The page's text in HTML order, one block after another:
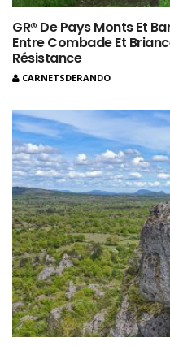
GR® De Pays Monts Et
Entre Combade Et
Résistance
CARNETSDERANDO